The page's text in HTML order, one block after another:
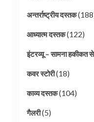
अन्तर्राष्ट्रीय दस्तक
आध्यात्म दस्तक(122)
इंटरव्यू – सामना हकीकत से
कवर स्टोरी(18)
काव्य दस्तक(104)
गैलरी(5)